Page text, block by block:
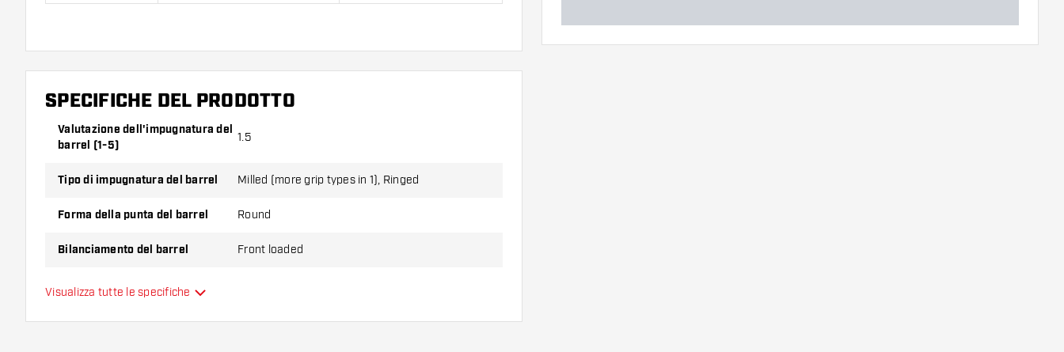
SPECIFICHE DEL PRODOTTO
Valutazione dell'impugnatura del
barrel (1-5)
1.5
Tipo di impugnatura del barrel Milled (more grip types in 1), Ringed
Forma della punta del barrel Round
Bilanciamento del barrel Front loaded
Materiale delle freccette
Impugnatura della punta del
Visualizza tutte le specifiche